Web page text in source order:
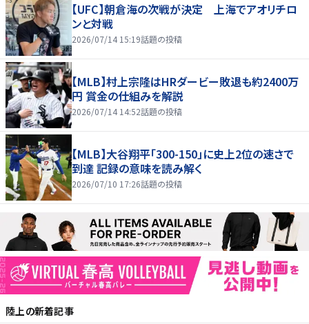
【UFC】朝倉海の次戦が決定 上海でアオリチロ
ンと対戦
2026/07/14 15:19話題の投稿
【MLB】村上宗隆はHRダービー敗退も約2400万
円 賞金の仕組みを解説
2026/07/14 14:52話題の投稿
【MLB】大谷翔平「300-150」に史上2位の速さで
到達 記録の意味を読み解く
2026/07/10 17:26話題の投稿
陸上の新着記事